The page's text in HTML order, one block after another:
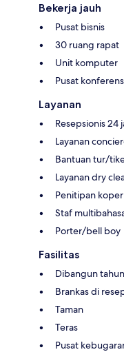
Bekerja jauh
Pusat bisnis
30 ruang rapat
Unit komputer
Pusat
Layanan
Resepsionis 24
Layanan
Bantuan tur/
Layanan dry
Penitipan koper
Staf
Porter/bell boy
Fasilitas
Dibangun
Brankas di
Taman
Teras
Pusat